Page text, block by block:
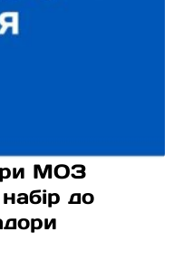
МОЗ
до